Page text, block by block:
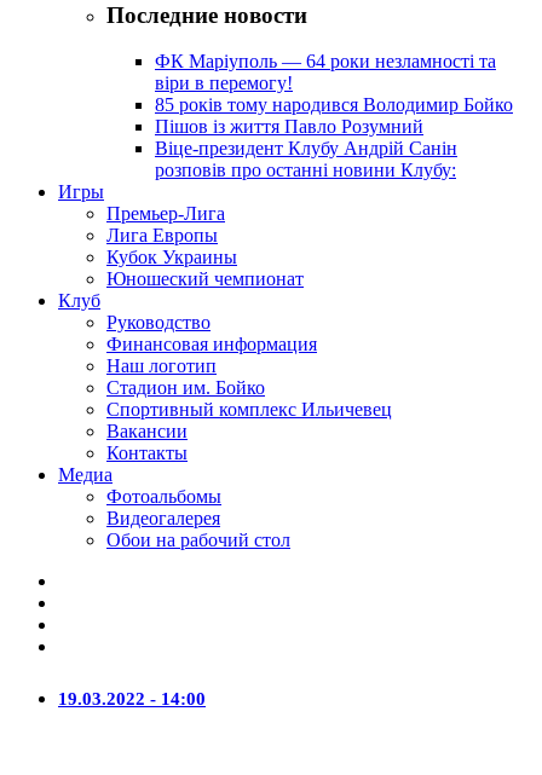
Последние новости
ФК Маріуполь — 64 роки незламності та
віри в перемогу!
85 років тому народився Володимир Бойко
Пішов із життя Павло Розумний
Віце-президент Клубу Андрій Санін
розповів про останні новини Клубу:
Игры
Премьер-Лига
Лига Европы
Кубок Украины
Юношеский чемпионат
Клуб
Руководство
Финансовая информация
Наш логотип
Стадион им. Бойко
Спортивный комплекс Ильичевец
Вакансии
Контакты
Медиа
Фотоальбомы
Видеогалерея
Обои на рабочий стол
19.03.2022 - 14:00